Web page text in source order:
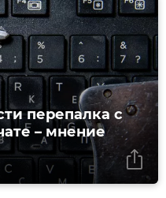
перепалка с
– мнение